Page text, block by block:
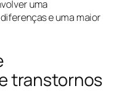
uma
e uma maior
transtornos